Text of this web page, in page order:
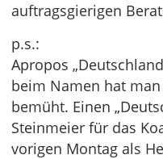
auftragsgierigen
p.s.:
Apropos
beim Namen hat
bemüht. Einen
Steinmeier für das
vorigen Montag als